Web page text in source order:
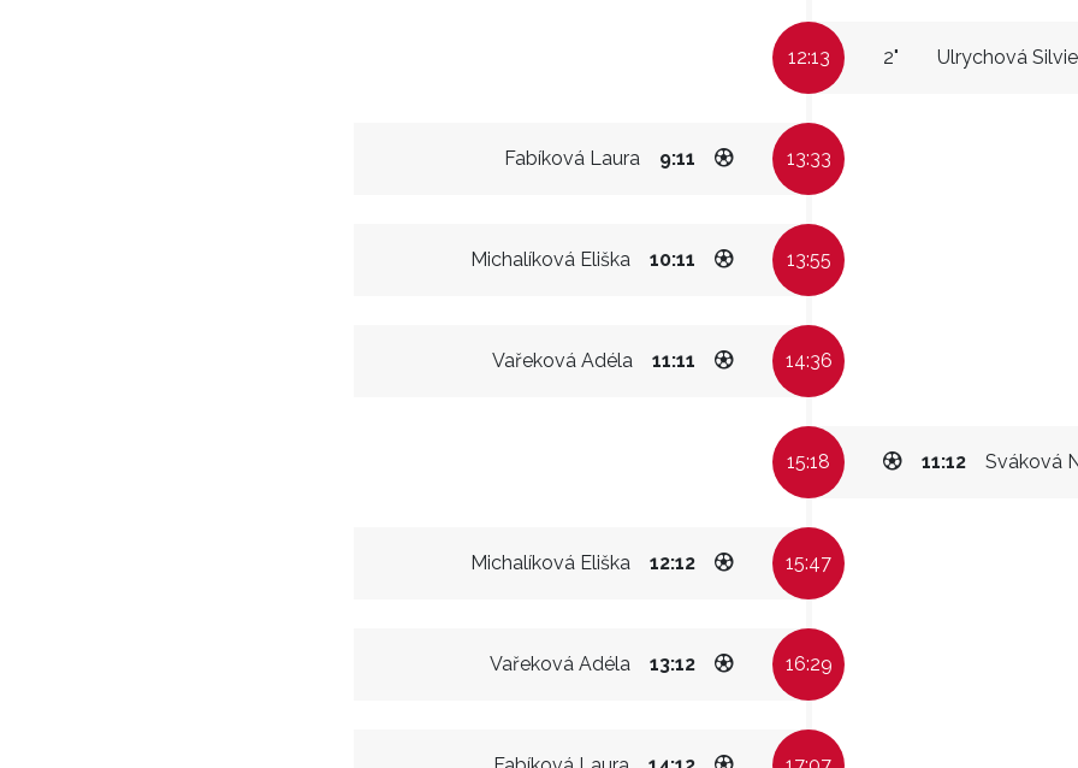
12:13 Ulrychová Silvie
2"
Fabíková Laura 9:11 13:33
Michalíková Eliška 10:11 13:55
Vařeková Adéla 11:11 14:36
15:18 Sváková
11:12
Michalíková Eliška 12:12 15:47
Vařeková Adéla 13:12 16:29